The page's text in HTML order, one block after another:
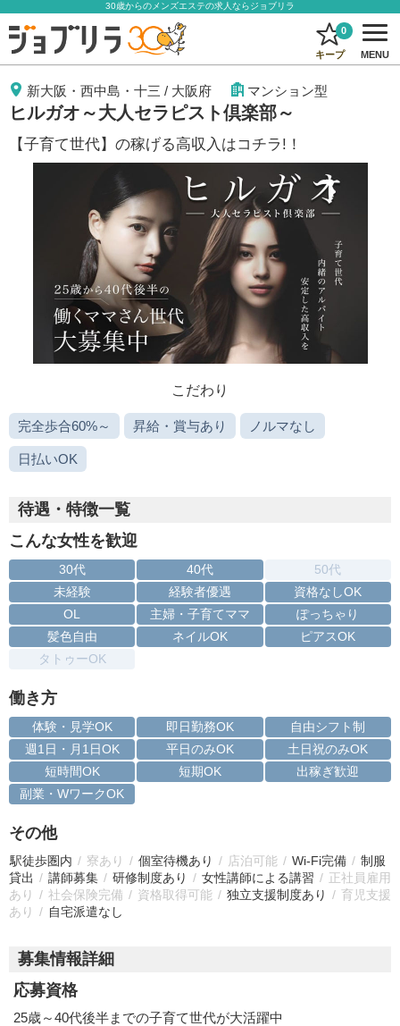
30歳からのメンズエステの求人ならジョブリラ
キープ
0
MENU
新大阪・西中島・十三 / 大阪府 マンション型
ヒルガオ～大人セラピスト倶楽部～
【子育て世代】の稼げる高収入はコチラ!！
こだわり
完全歩合60%～ 昇給・賞与あり ノルマなし
日払いOK
待遇・特徴一覧
こんな女性を歓迎
30代 40代
50代
未経験
経験者優遇
資格なしOK
OL
主婦・子育てママ
ぽっちゃり
髪色自由
ネイルOK
ピアスOK
タトゥーOK
働き方
体験・見学OK 即日勤務OK
自由シフト制
週1日・月1日OK
平日のみOK
土日祝のみOK
短時間OK
短期OK
出稼ぎ歓迎
副業・WワークOK
その他
駅徒歩圏内 寮あり 個室待機あり 店泊可能 Wi-Fi完備
制服
貸出
講師募集 研修制度あり 女性講師による講習
正社員雇用
あり
社会保険完備 資格取得可能 独立支援制度あり
育児支援
あり
自宅派遣なし
募集情報詳細
応募資格
25歳～40代後半までの子育て世代が大活躍中